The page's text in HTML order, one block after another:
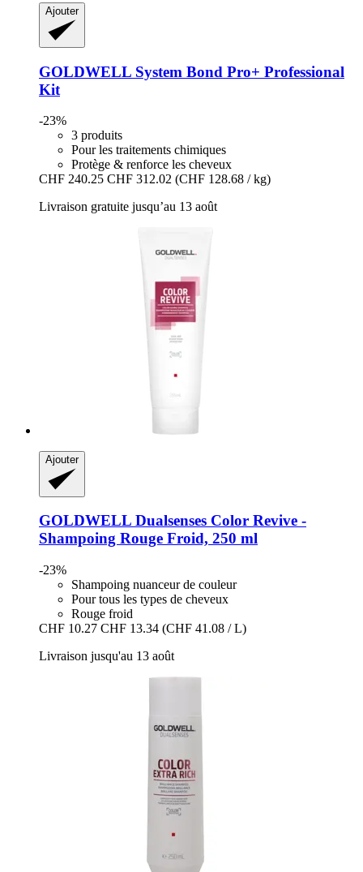
Ajouter
GOLDWELL System Bond Pro+ Professional
Kit
-23%
3 produits
Pour les traitements chimiques
Protège & renforce les cheveux
CHF 240.25 CHF 312.02 (CHF 128.68 / kg)
Livraison gratuite jusqu’au 13 août
Ajouter
GOLDWELL Dualsenses Color Revive -​
Shampoing Rouge Froid, 250 ml
-23%
Shampoing nuanceur de couleur
Pour tous les types de cheveux
Rouge froid
CHF 10.27 CHF 13.34 (CHF 41.08 / L)
Livraison jusqu'au 13 août